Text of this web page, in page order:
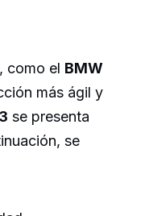
como el BMW
más ágil y
se presenta
se